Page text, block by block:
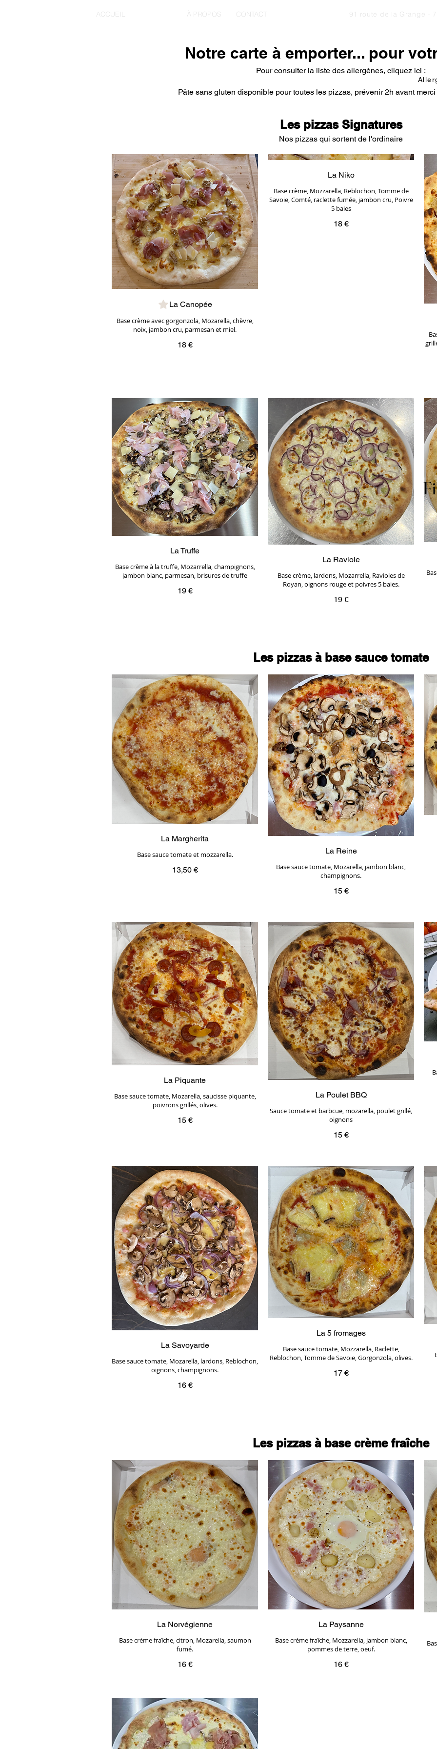
ACCUEIL À PROPOS CONTACT 91 route de la Grange -
Notre carte à emporter... pour
Pour consulter la liste des allergènes, cliquez ici :
Pâte sans gluten disponible pour toutes les pizzas, prévenir 2h avant
Les pizzas Signatures
Nos pizzas qui sortent de l'ordinaire
La Canopée
Base crème avec gorgonzola, Mozarella, chèvre,
noix, jambon cru, parmesan et miel.
18 €
La Niko
Base crème, Mozzarella, Reblochon, Tomme de
Savoie, Comté, raclette fumée, jambon cru, Poivre
5 baies
18 €
La Truffe
Base crème à la truffe, Mozarrella, champignons,
jambon blanc, parmesan, brisures de truffe
19 €
La Raviole
Base crème, lardons, Mozarrella, Ravioles de
Royan, oignons rouge et poivres 5 baies.
19 €
Les pizzas à base sauce tomate
La Margherita
Base sauce tomate et mozzarella.
13,50 €
La Reine
Base sauce tomate, Mozarella, jambon blanc,
champignons.
15 €
La Piquante
Base sauce tomate, Mozarella, saucisse piquante,
poivrons grillés, olives.
15 €
La Poulet BBQ
Sauce tomate et barbcue, mozarella, poulet grillé,
oignons
15 €
La Savoyarde
Base sauce tomate, Mozarella, lardons, Reblochon,
oignons, champignons.
16 €
La 5 fromages
Base sauce tomate, Mozzarella, Raclette,
Reblochon, Tomme de Savoie, Gorgonzola, olives.
17 €
Les pizzas à base crème fraîche
La Norvégienne
Base crème fraîche, citron, Mozarella, saumon
fumé.
16 €
La Paysanne
Base crème fraîche, Mozzarella, jambon blanc,
pommes de terre, oeuf.
16 €